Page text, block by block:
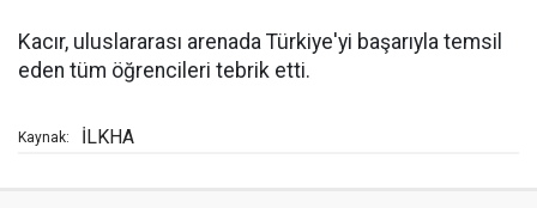
Kacır, uluslararası arenada Türkiye'yi başarıyla temsil
eden tüm öğrencileri tebrik etti.
Kaynak: İLKHA